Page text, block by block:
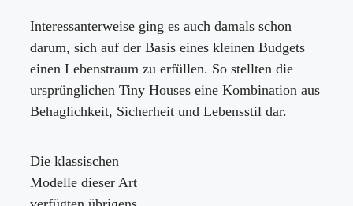
Interessanterweise ging es auch damals schon
darum, sich auf der Basis eines kleinen Budgets
einen Lebenstraum zu erfüllen. So stellten die
ursprünglichen Tiny Houses eine Kombination aus
Behaglichkeit, Sicherheit und Lebensstil dar.
Die klassischen
Modelle dieser Art